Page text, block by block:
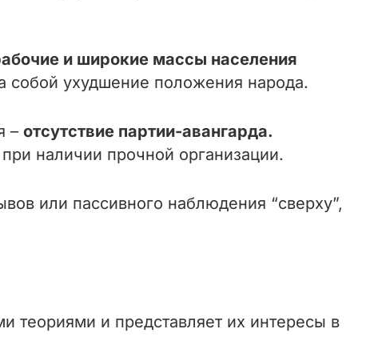
и широкие массы населения
собой ухудшение положения народа.
– отсутствие партии-авангарда.
наличии прочной организации.
или пассивного наблюдения “сверху”,
теориями и представляет их интересы в